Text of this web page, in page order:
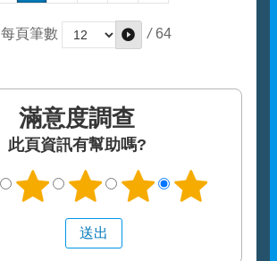
每頁筆數 / 64
滿意度調查
此頁資訊有幫助嗎?